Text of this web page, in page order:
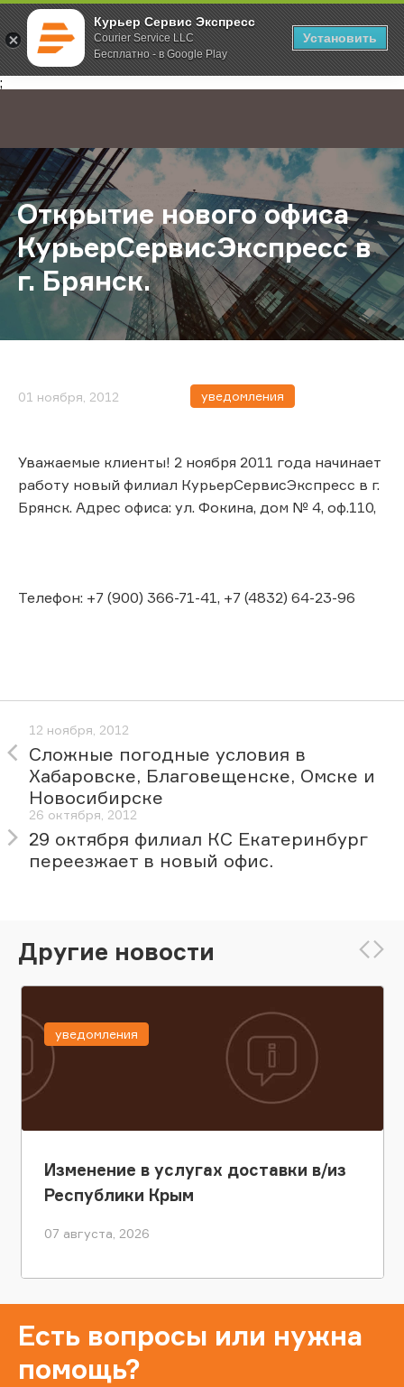
Курьер Сервис Экспресс
Courier Service LLC
Бесплатно - в Google Play
Установить
;
Главная О компании Новости Открытие нового офиса
Открытие нового офиса
КурьерСервисЭкспресс в
г. Брянск.
01 ноября, 2012 уведомления
Уважаемые клиенты! 2 ноября 2011 года начинает
работу новый филиал КурьерСервисЭкспресс в г.
Брянск. Адрес офиса: ул. Фокина, дом № 4, оф.110,
Телефон: +7 (900) 366-71-41, +7 (4832) 64-23-96
12 ноября, 2012
Сложные погодные условия в
Хабаровске, Благовещенске, Омске и
Новосибирске
26 октября, 2012
29 октября филиал КС Екатеринбург
переезжает в новый офис.
Другие новости
Изменение в услугах доставки в/из
Республики Крым
07 августа, 2026
уведомления
Есть вопросы или нужна
помощь?